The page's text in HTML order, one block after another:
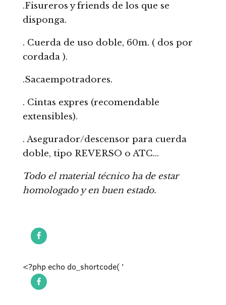
.Fisureros y friends de los que se
disponga.
. Cuerda de uso doble, 60m. ( dos por
cordada ).
.Sacaempotradores.
. Cintas expres (recomendable
extensibles).
. Asegurador/descensor para cuerda
doble, tipo REVERSO o ATC…
Todo el material técnico ha de estar
homologado y en buen estado.
<?php echo do_shortcode( '